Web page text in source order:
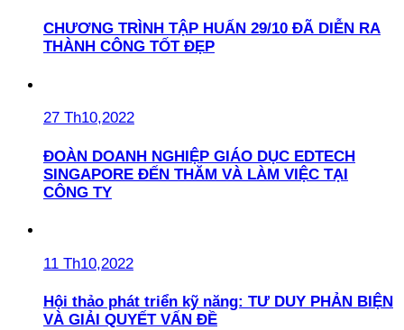
CHƯƠNG TRÌNH TẬP HUẤN 29/10 ĐÃ DIỄN RA
THÀNH CÔNG TỐT ĐẸP
27 Th10,2022
ĐOÀN DOANH NGHIỆP GIÁO DỤC EDTECH
SINGAPORE ĐẾN THĂM VÀ LÀM VIỆC TẠI
CÔNG TY
11 Th10,2022
Hội thảo phát triển kỹ năng: TƯ DUY PHẢN BIỆN
VÀ GIẢI QUYẾT VẤN ĐỀ